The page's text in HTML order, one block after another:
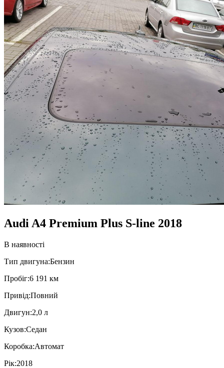
Audi A4 Premium Plus S-line 2018
В наявності
Тип двигуна:Бензин
Пробiг:6 191 км
Привiд:Повний
Двигун:2,0 л
Кузов:Седан
Коробка:Автомат
Рік:2018